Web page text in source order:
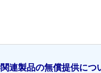
連製品の無償提供につ